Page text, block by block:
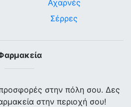
Αχαρνές
Σέρρες
στην πόλη σου. Δες
στην περιοχή σου!